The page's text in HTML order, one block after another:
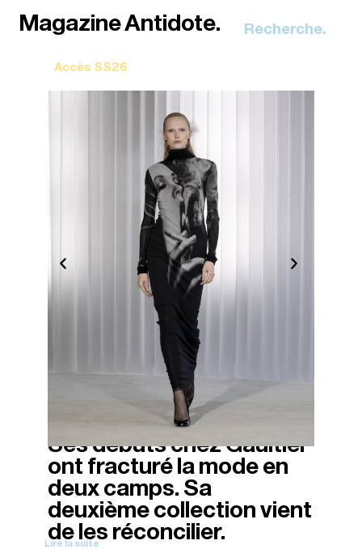
Recherche.
Ses débuts chez Gaultier
ont fracturé la mode en
deux camps. Sa
deuxième collection vient
de les réconcilier.
Lire la suite